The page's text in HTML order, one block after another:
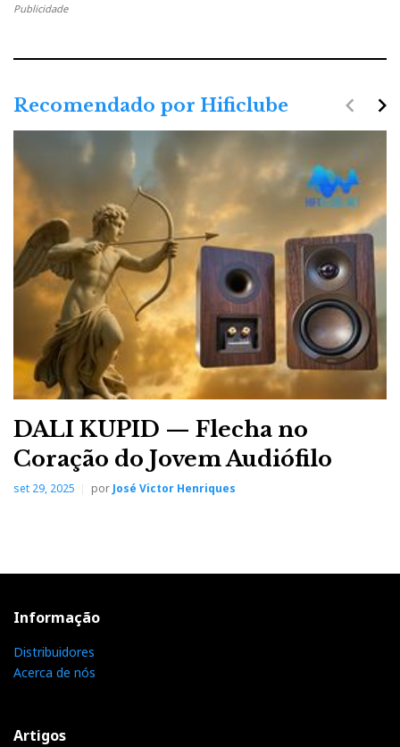
Publicidade
Recomendado por Hificlube
DALI KUPID — Flecha no
Coração do Jovem Audiófilo
set 29, 2025 porJosé Victor Henriques
navigate_next
navigate_before
Informação
Distribuidores
Acerca de nós
Artigos